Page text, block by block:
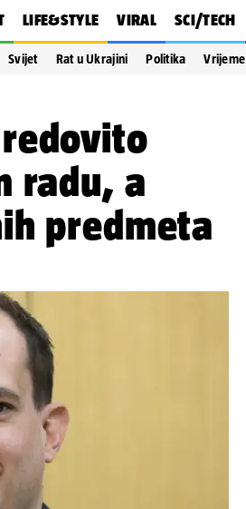
LIFE&STYLE VIRAL SCI/TECH
Svijet Rat u Ukrajini Politika Vrijeme
radu, a
predmeta